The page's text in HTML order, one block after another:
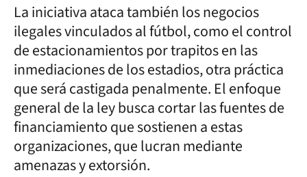
La iniciativa ataca también los negocios
ilegales vinculados al fútbol, como el control
de estacionamientos por trapitos en las
inmediaciones de los estadios, otra práctica
que será castigada penalmente. El enfoque
general de la ley busca cortar las fuentes de
financiamiento que sostienen a estas
organizaciones, que lucran mediante
amenazas y extorsión.